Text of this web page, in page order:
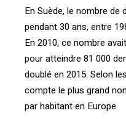
En Suède, le nombre de
pendant 30 ans, entre
En 2010, ce nombre
pour atteindre 81 000
doublé en 2015. Selon
compte le plus grand
par habitant en Europe.